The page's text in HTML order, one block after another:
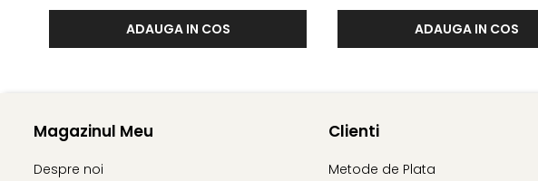
ADAUGA IN COS ADAUGA IN COS
Magazinul Meu
Despre noi
Clienti
Metode de Plata